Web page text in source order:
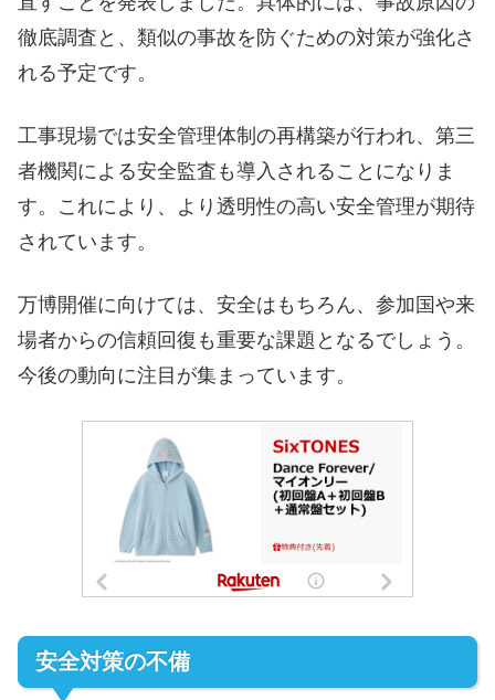
徹底調査と、類似の事故を防ぐための対策が強化さ
れる予定です。
工事現場では安全管理体制の再構築が行われ、第三
者機関による安全監査も導入されることになりま
す。これにより、より透明性の高い安全管理が期待
されています。
万博開催に向けては、安全はもちろん、参加国や来
場者からの信頼回復も重要な課題となるでしょう。
今後の動向に注目が集まっています。
安全対策の不備